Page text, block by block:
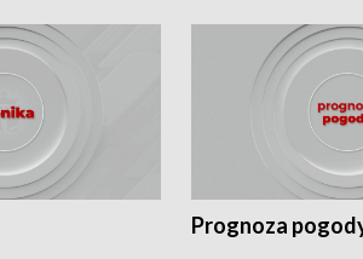
Prognoza